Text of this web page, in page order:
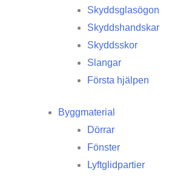
Skyddsglasögon
Skyddshandskar
Skyddsskor
Slangar
Första hjälpen
Byggmaterial
Dörrar
Fönster
Lyftglidpartier